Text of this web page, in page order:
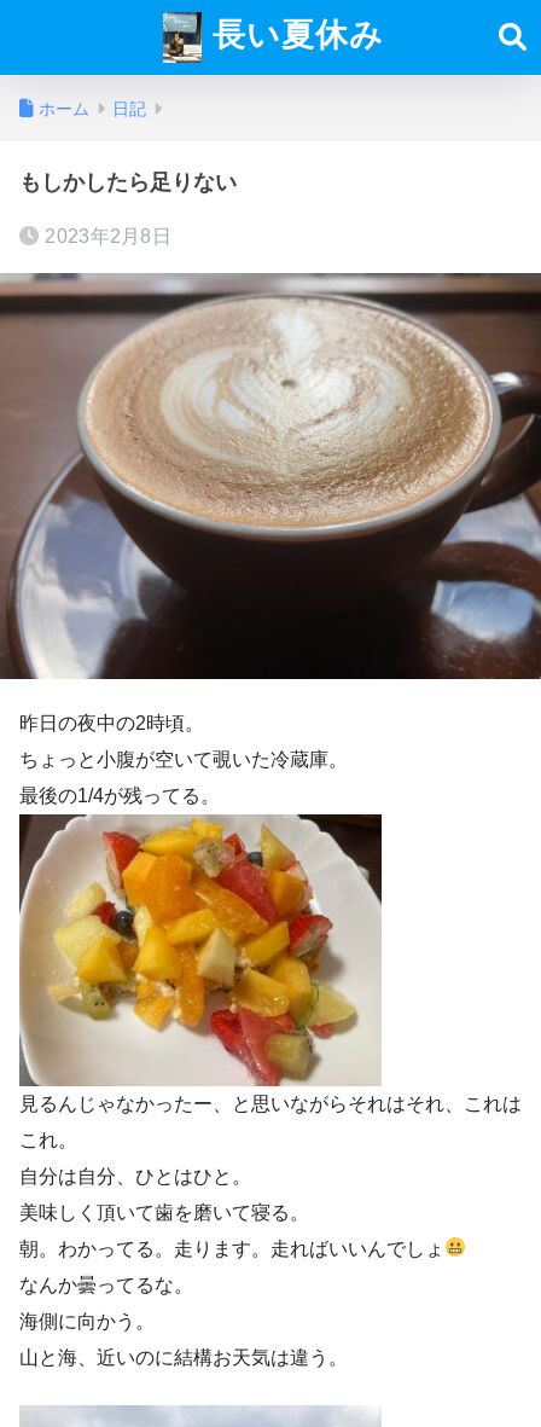
長い夏休み
ホーム 日記
もしかしたら足りない
2023年2月8日
昨日の夜中の2時頃。
ちょっと小腹が空いて覗いた冷蔵庫。
最後の1/4が残ってる。
見るんじゃなかったー、と思いながらそれはそれ、これは
これ。
自分は自分、ひとはひと。
美味しく頂いて歯を磨いて寝る。
朝。わかってる。走ります。走ればいいんでしょ
なんか曇ってるな。
海側に向かう。
山と海、近いのに結構お天気は違う。